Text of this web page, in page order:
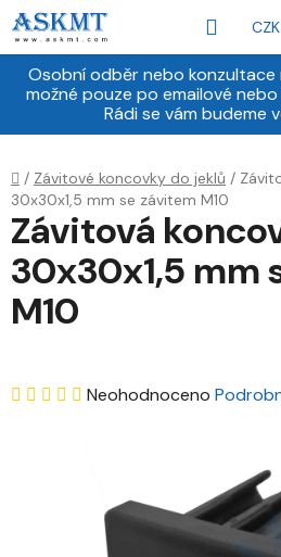
Přejít
na
obsah
Osobní odběr nebo konzultace
možné pouze po emailové
Rádi se vám budeme
Hledat
CZK
Domů
/ Závitové koncovky do jeklů /
30x30x1,5 mm se závitem M10
Závitová
30x30x1,5 mm
M10
Průměrné
0,0
Neohodnoceno